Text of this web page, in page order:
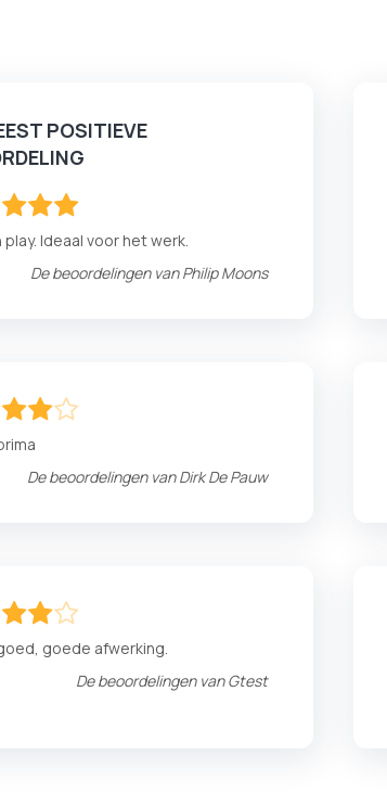
POSITIEVE
play. Ideaal voor het werk.
De beoordelingen vanPhilip Moons
De beoordelingen vanDirk De Pauw
goede afwerking.
De beoordelingen vanGtest